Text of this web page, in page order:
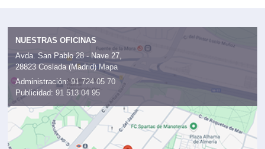
NUESTRAS OFICINAS
Avda. San Pablo 28 - Nave 27,
28823 Coslada (Madrid) Mapa
Administración: 91 724 05 70
Publicidad: 91 513 04 95